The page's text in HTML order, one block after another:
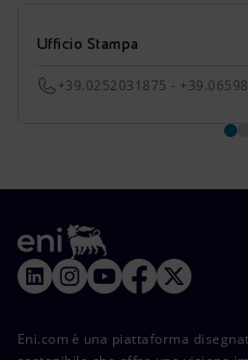
Ufficio Stampa
+39.0252031875 -
Eni.com è una piattaforma